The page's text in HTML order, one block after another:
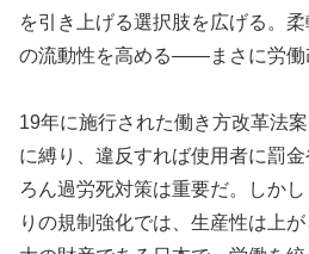
を引き上げる選択肢を広げる。
の流動性を高める――まさに労働
19年に施行された働き方改革法
に縛り、違反すれば使用者に罰
ろん過労死対策は重要だ。しか
りの規制強化では、生産性は上